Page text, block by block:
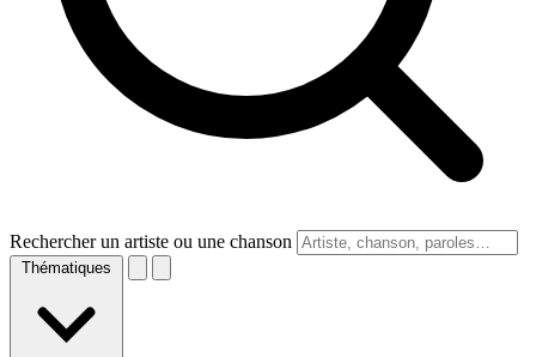
Rechercher un artiste ou une chanson
Thématiques